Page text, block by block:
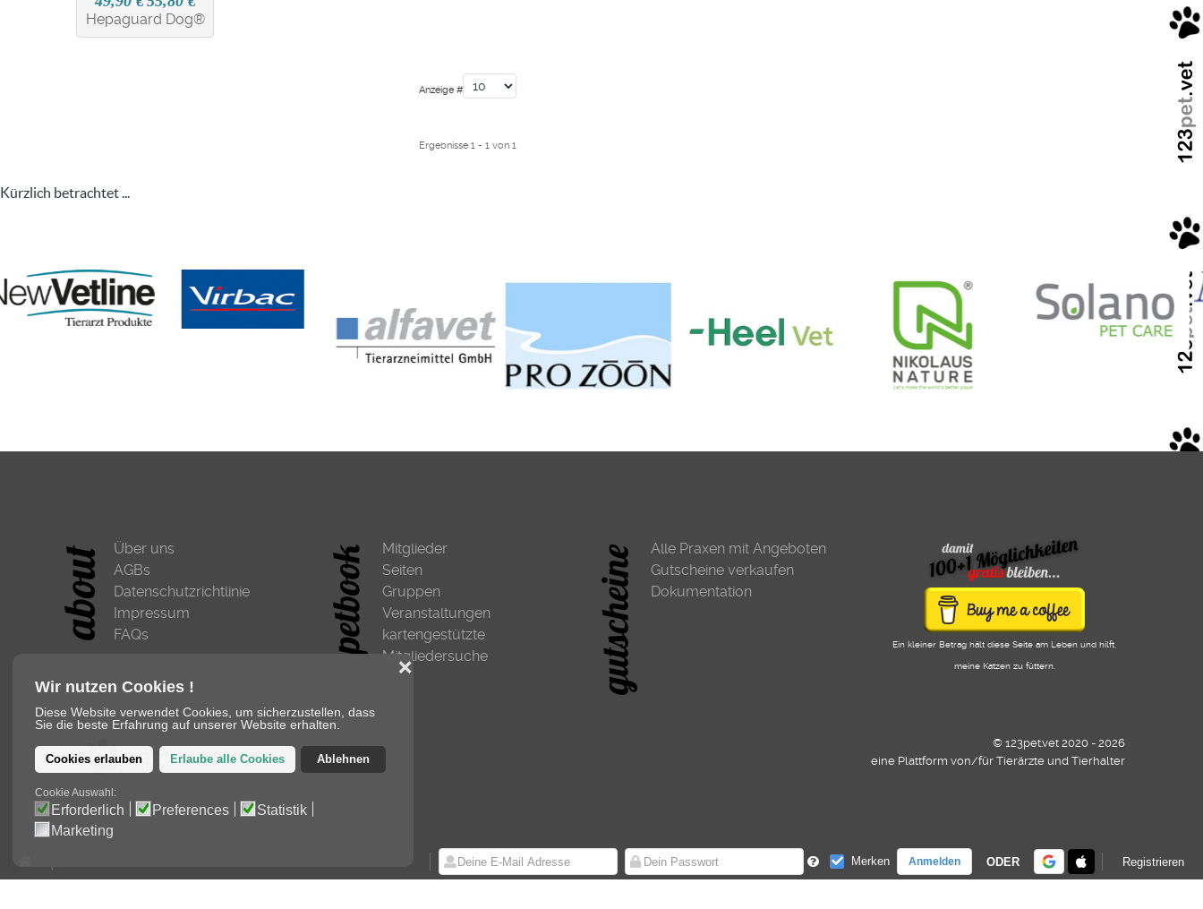
Wir nutzen Cookies !
Diese Website verwendet Cookies, um sicherzustellen, dass
Sie die beste Erfahrung auf unserer Website erhalten.
Cookies erlauben Erlaube alle Cookies Ablehnen
❌
Cookie Auswahl:
Erforderlich Preferences
Statistik
Marketing
Merken Anmelden ODER Registrieren
Hepaguard Dog®
Anzeige #
Ergebnisse 1 - 1 von 1
Kürzlich betrachtet ...
Über uns
AGBs
Datenschutzrichtlinie
Impressum
FAQs
Mitglieder
Seiten
Gruppen
Veranstaltungen
kartengestützte
Mitgliedersuche
Alle Praxen mit Angeboten
Gutscheine verkaufen
Dokumentation
Ein kleiner Betrag hält diese Seite am Leben und hilft,
meine Katzen zu füttern.
© 123pet.vet 2020 - 2026
eine Plattform von/für Tierärzte und Tierhalter